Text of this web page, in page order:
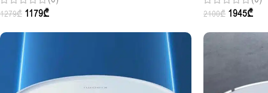
1279₾ 1179₾ 2100₾ 1945₾